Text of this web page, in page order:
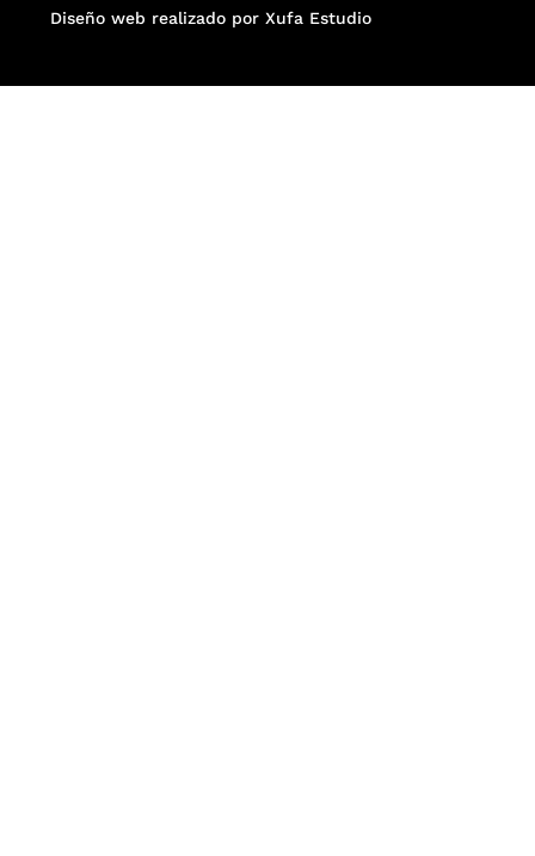
Diseño web realizado por Xufa Estudio